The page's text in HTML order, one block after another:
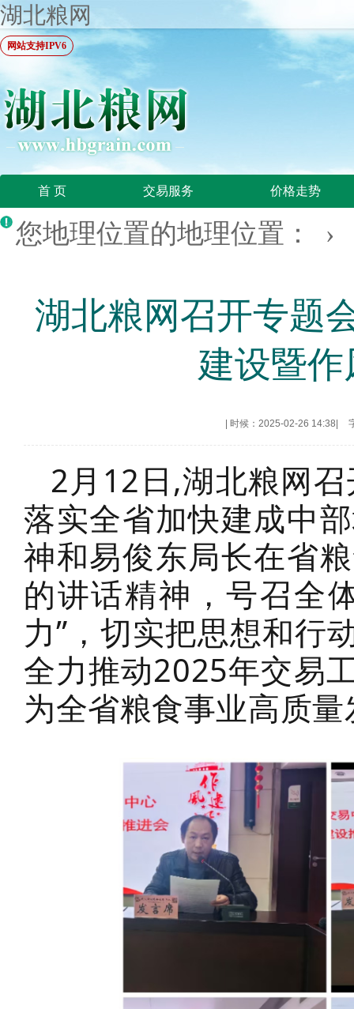
湖北粮网
网站支持IPV6
首 页 交易服务 价格走势
您地理位置的地理位置：
湖北粮网召开专题
建设暨
时候：2025-02-26 14:38
2月12日,湖北粮网
落实全省加快建成中
神和易俊东局长在省
的讲话精神，号召全
力”，切实把思想和行
全力推动2025年交易
为全省粮食事业高质